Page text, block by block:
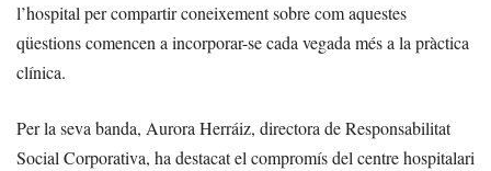
l’hospital per compartir coneixement sobre com aquestes
qüestions comencen a incorporar-se cada vegada més a la pràctica
clínica.
Per la seva banda, Aurora Herráiz, directora de Responsabilitat
Social Corporativa, ha destacat el compromís del centre hospitalari